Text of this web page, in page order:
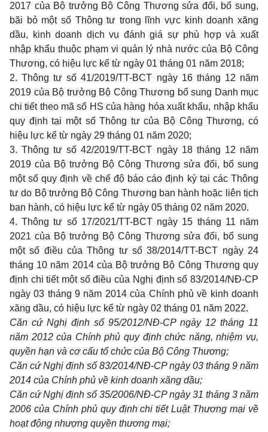
2017 của Bộ trưởng Bộ Công Thương sửa đổi, bổ sung,
bãi bỏ một số Thông tư trong lĩnh vực kinh doanh xăng
dầu, kinh doanh dịch vụ đánh giá sự phù hợp và xuất
nhập khẩu thuộc phạm vi quản lý nhà nước của Bộ Công
Thương, có hiệu lực kể từ ngày 01 tháng 01 năm 2018;
2. Thông tư số41/2019/TT-BCT ngày 16 tháng 12 năm
2019 của Bộ trưởng Bộ Công Thương bổ sung Danh mục
chi tiết theo mã số HS của hàng hóa xuất khẩu, nhập khẩu
quy định tại một số Thông tư của Bộ Công Thương, có
hiệu lực kể từ ngày 29 tháng 01 năm 2020;
3. Thông tư số42/2019/TT-BCT ngày 18 tháng 12 năm
2019 của Bộ trưởng Bộ Công Thương sửa đổi, bổ sung
một số quy định về chế độ báo cáo định kỳ tại các Thông
tư do Bộ trưởng Bộ Công Thương ban hành hoặc liên tịch
ban hành, có hiệu lực kể từ ngày 05 tháng 02 năm 2020.
4. Thông tư số 17/2021/TT-BCTngày 15 tháng 11 năm
2021 của Bộ trưởng Bộ Công Thương sửa đổi, bổ sung
một số điều của Thông tư số38/2014/TT-BCT ngày 24
tháng 10 năm 2014 của Bộ trưởng Bộ Công Thương quy
định chi tiết một số điều của Nghị định số 83/2014/NĐ-CP
ngày 03 tháng 9 năm 2014 của Chính phủ về kinh doanh
xăng dầu, có hiệu lực kể từ ngày 02 tháng 01 năm 2022.
Căn cứ Nghị định số 95/2012/NĐ-CPngày 12 tháng 11
năm 2012 của Chính phủ quy định chức năng, nhiệm vụ,
quyền hạn và cơ cấu tổ chức của Bộ Công Thương;
Căn cứ Nghị định số 83/2014/NĐ-CPngày 03 tháng 9 năm
2014 của Chính phủ về kinh doanh xăng dầu;
Căn cứ Nghị định số 35/2006/NĐ-CPngày 31 tháng 3 năm
2006 của Chính phủ quy định chi tiết Luật Thương mại về
hoạt động nhượng quyền thương mại;